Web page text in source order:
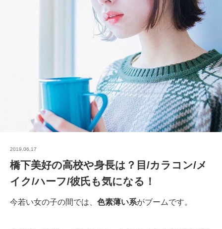
2019.06.17
橋下美好の高校や身長は？目/カラコン/メ
イク/ハーフ/彼氏も気になる！
今若い女の子の間では、 色素薄い系がブームです。